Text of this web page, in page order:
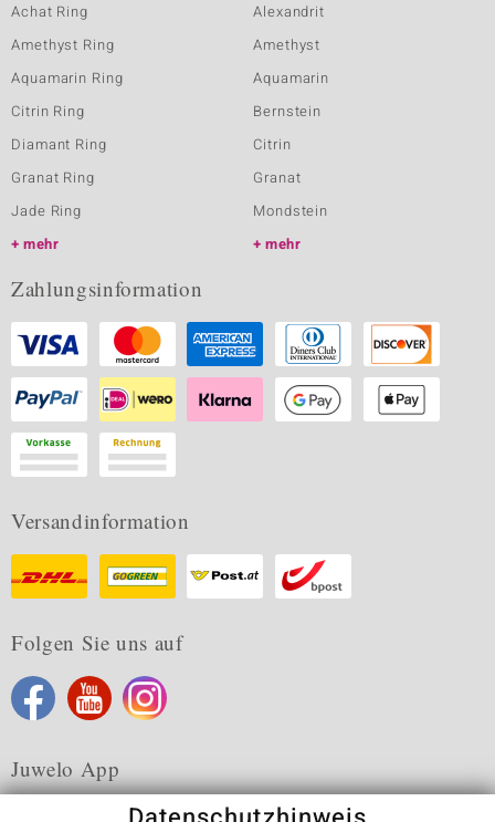
Achat Ring
Amethyst Ring
Aquamarin Ring
Citrin Ring
Diamant Ring
Granat Ring
Jade Ring
mehr
Alexandrit
Amethyst
Aquamarin
Bernstein
Citrin
Granat
Mondstein
mehr
Zahlungsinformation
Versandinformation
Folgen Sie uns auf
Juwelo App